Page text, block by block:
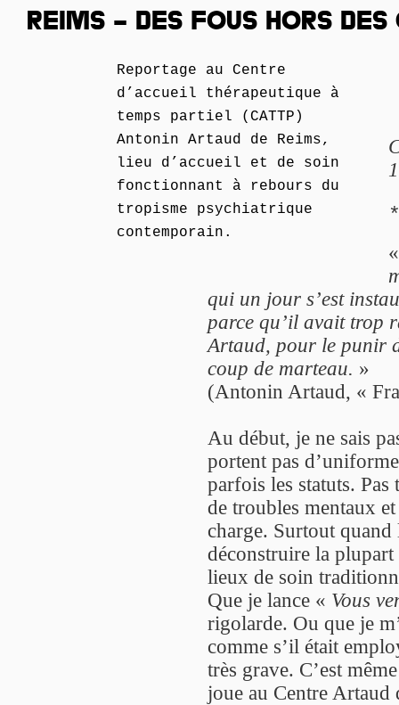
REIMS – DES FOUS HORS DES
Reportage au Centre
d’accueil thérapeutique à
temps partiel (CATTP)
Antonin Artaud de Reims,
lieu d’accueil et de soin
fonctionnant à rebours du
tropisme psychiatrique
contemporain.
qui un jour s’est
parce qu’il avait trop
Artaud, pour le punir
coup de marteau. »
(Antonin Artaud, «
Au début, je ne sais
portent pas
parfois les statuts.
de troubles mentaux
charge. Surtout quand
déconstruire la
lieux de soin
Que je lance « Vous
rigolarde. Ou que je
comme s’il était
très grave. C’est
joue au Centre Artaud